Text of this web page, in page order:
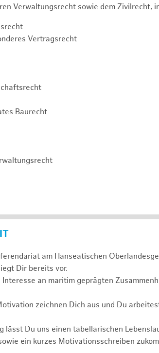
Verwaltungsrecht sowie dem Zivilrecht,
Vertragsrecht
Baurecht
am Hanseatischen
Dir bereits vor.
an maritim geprägten
zeichnen Dich aus und Du
lässt Du uns einen tabellarischen
ein kurzes Motivationsschreiben